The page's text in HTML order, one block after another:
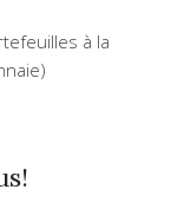
à la